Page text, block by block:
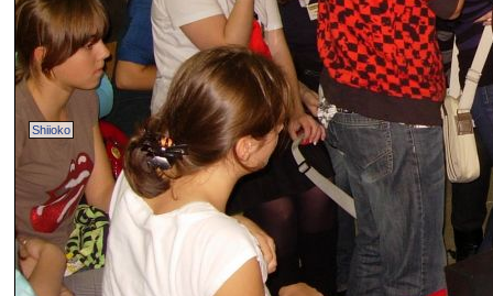
Shiioko